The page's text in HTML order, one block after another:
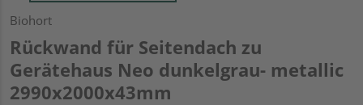
Biohort
Rückwand für Seitendach zu
Gerätehaus Neo dunkelgrau- metallic
2990x2000x43mm